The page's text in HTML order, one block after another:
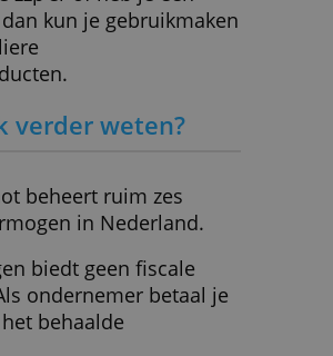
€ 1.000,-
» Bezoek website
bij Evi van Lanschot is